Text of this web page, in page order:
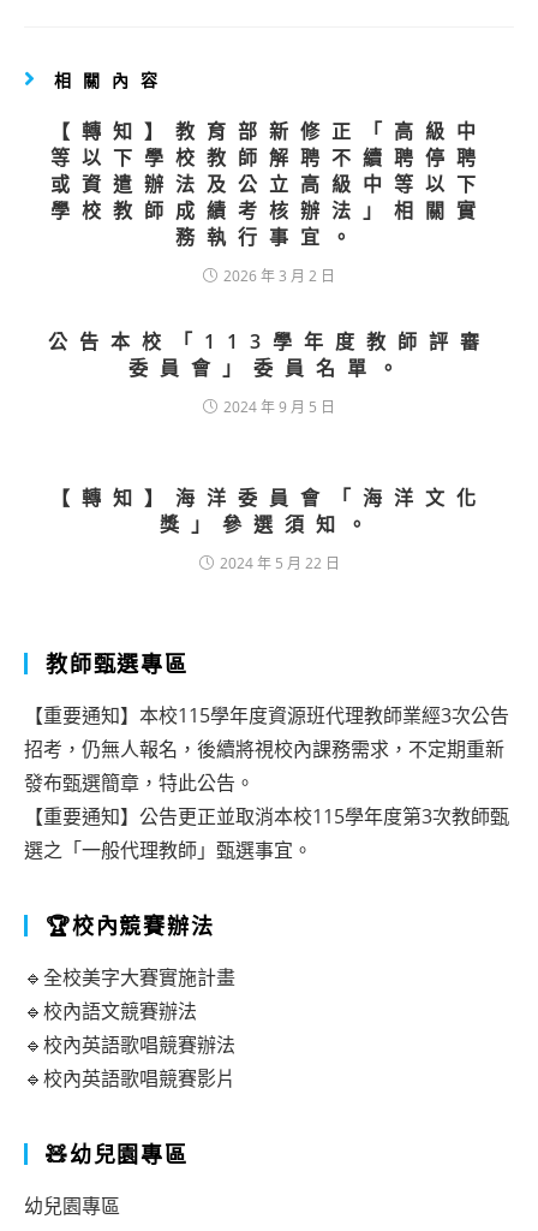
相關內容
【轉知】教育部新修正「高級中
等以下學校教師解聘不續聘停聘
或資遣辦法及公立高級中等以下
學校教師成績考核辦法」相關實
務執行事宜。
2026 年 3 月 2 日
公告本校「113學年度教師評審
委員會」委員名單。
2024 年 9 月 5 日
【轉知】海洋委員會「海洋文化
獎」參選須知。
2024 年 5 月 22 日
教師甄選專區
【重要通知】本校115學年度資源班代理教師業經3次公告
招考，仍無人報名，後續將視校內課務需求，不定期重新
發布甄選簡章，特此公告。
【重要通知】公告更正並取消本校115學年度第3次教師甄
選之「一般代理教師」甄選事宜。
🏆校內競賽辦法
🔹全校美字大賽實施計畫
🔹校內語文競賽辦法
🔹校內英語歌唱競賽辦法
🔹校內英語歌唱競賽影片
🧸幼兒園專區
幼兒園專區